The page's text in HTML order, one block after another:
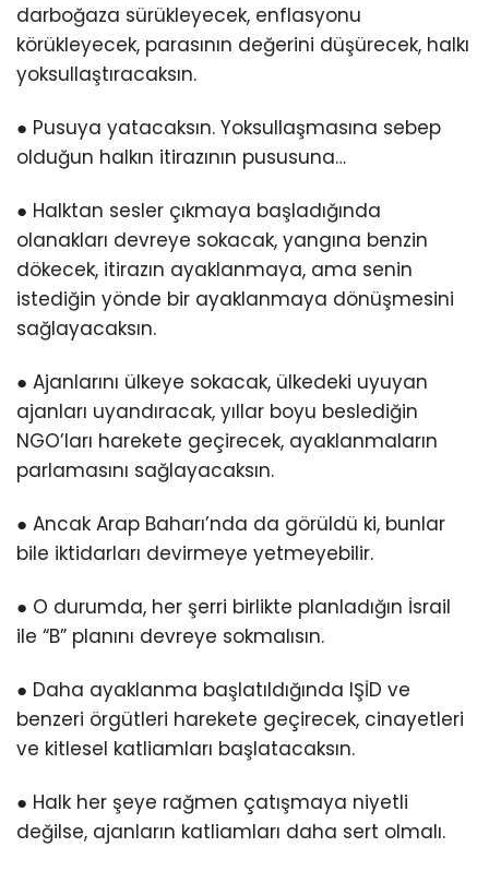
darboğaza sürükleyecek, enflasyonu
körükleyecek, parasının değerini düşürecek, halkı
yoksullaştıracaksın.
● Pusuya yatacaksın. Yoksullaşmasına sebep
olduğun halkın itirazının pususuna…
● Halktan sesler çıkmaya başladığında
olanakları devreye sokacak, yangına benzin
dökecek, itirazın ayaklanmaya, ama senin
istediğin yönde bir ayaklanmaya dönüşmesini
sağlayacaksın.
● Ajanlarını ülkeye sokacak, ülkedeki uyuyan
ajanları uyandıracak, yıllar boyu beslediğin
NGO’ları harekete geçirecek, ayaklanmaların
parlamasını sağlayacaksın.
● Ancak Arap Baharı’nda da görüldü ki, bunlar
bile iktidarları devirmeye yetmeyebilir.
● O durumda, her şerri birlikte planladığın İsrail
ile “B” planını devreye sokmalısın.
● Daha ayaklanma başlatıldığında IŞİD ve
benzeri örgütleri harekete geçirecek, cinayetleri
ve kitlesel katliamları başlatacaksın.
● Halk her şeye rağmen çatışmaya niyetli
değilse, ajanların katliamları daha sert olmalı.